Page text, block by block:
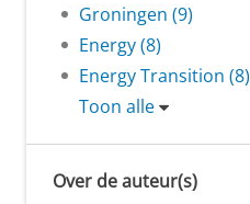
Groningen (9)
Energy (8)
Energy Transition (8)
Toon alle
Over de auteur(s)